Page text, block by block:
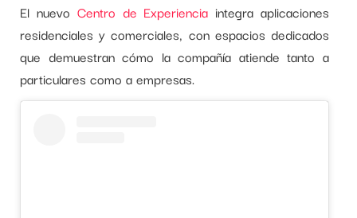
El nuevo Centro de Experiencia integra aplicaciones
residenciales y comerciales, con espacios dedicados
que demuestran cómo la compañía atiende tanto a
particulares como a empresas.